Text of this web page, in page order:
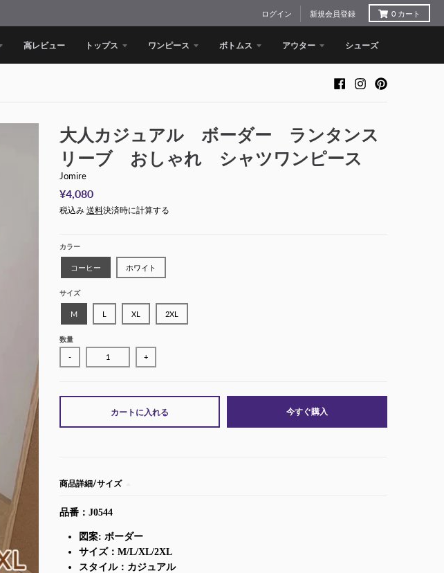
ログイン 新規会員登録 0 カート
高レビュー トップス ワンピース ボトムス アウター シューズ
大人カジュアル ボーダー ランタンス
リーブ おしゃれ シャツワンピース
Jomire
¥4,080
税込み 送料決済時に計算する
カラー
コーヒー ホワイト
サイズ
M L XL 2XL
数量
- +
カートに入れる 今すぐ購入
商品詳細/サイズ
品番：J0544
図案: ボーダー
サイズ：M/L/XL/2XL
スタイル：カジュアル